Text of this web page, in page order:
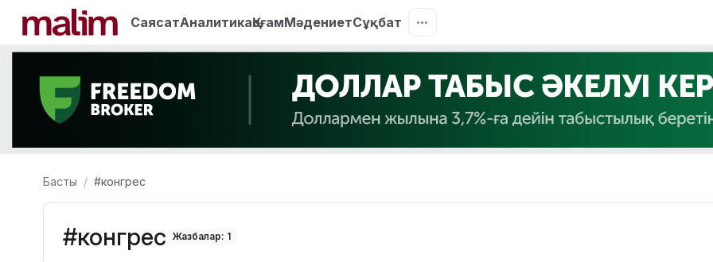
СаясатАналитикаҚоғамМәдениетСұқбат
Басты #конгрес
#конгрес Жазбалар: 1